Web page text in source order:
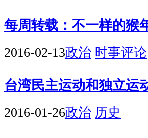
每周转载：不一样的猴
2016-02-13政治 时事评论
台湾民主运动和独立运
2016-01-26政治 历史